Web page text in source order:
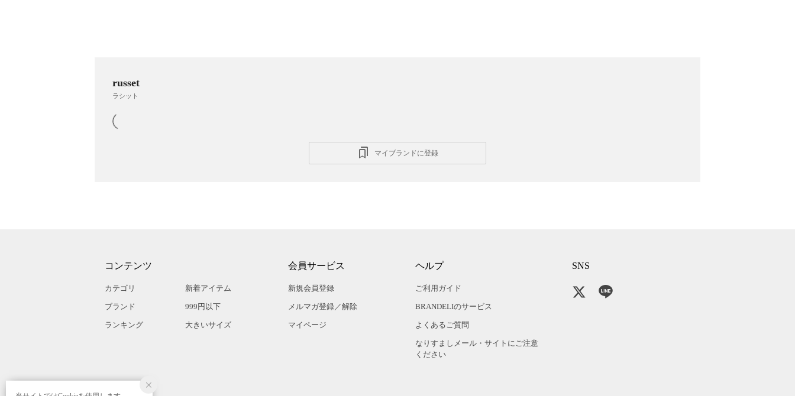
russet
ラシット
マイブランドに登録
コンテンツ
カテゴリ
ブランド
ランキング
新着アイテム
999円以下
大きいサイズ
会員サービス
新規会員登録
メルマガ登録／解除
マイページ
ヘルプ
ご利用ガイド
BRANDELIのサービス
よくあるご質問
なりすましメール・サイトにご注意
ください
SNS